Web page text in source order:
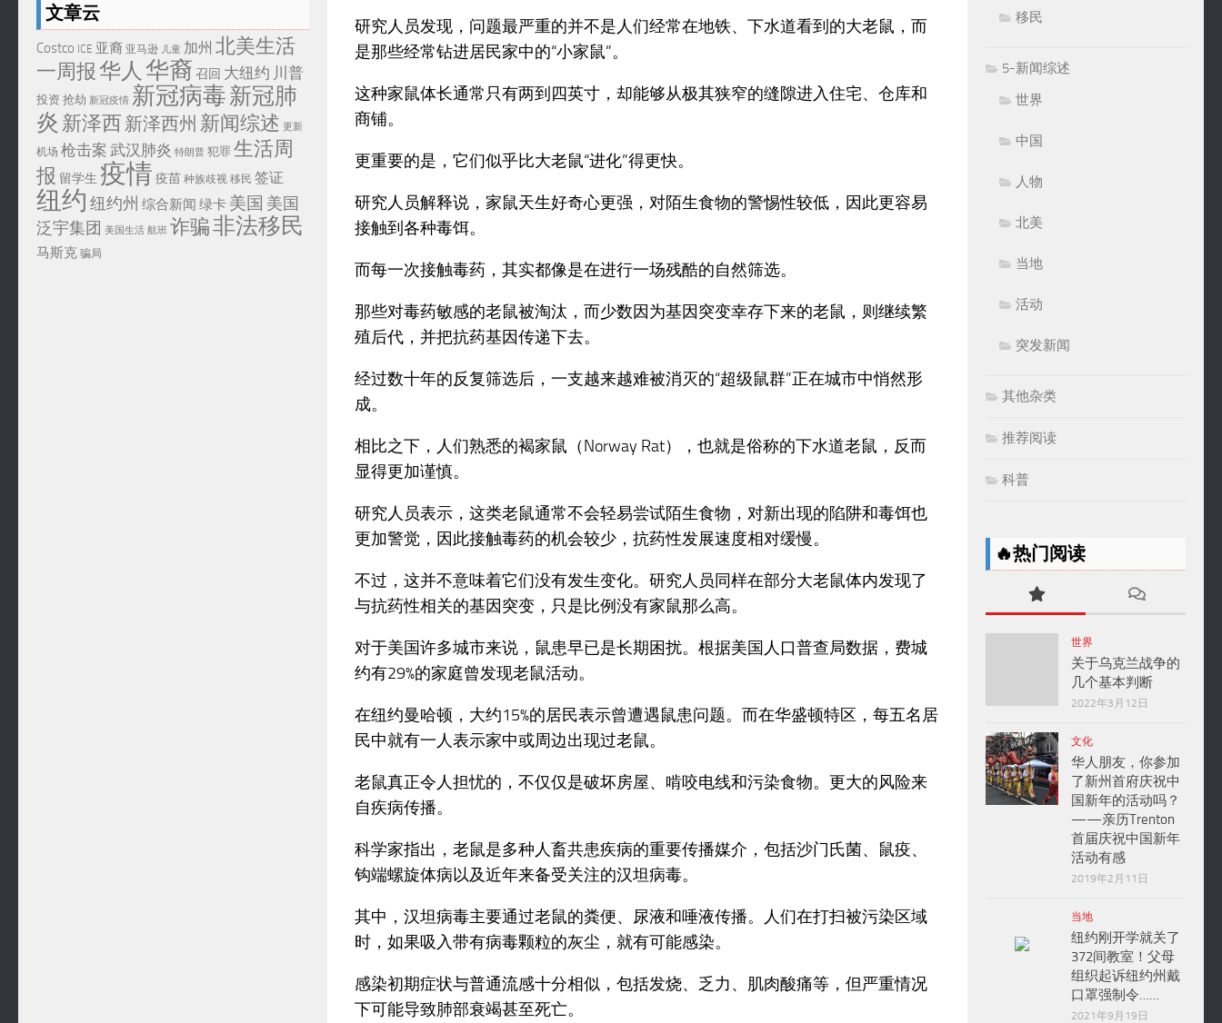
研究人员发现，问题最严重的并不是人们经常在地铁、下水道看到的大老鼠，而
是那些经常钻进居民家中的“小家鼠”。
这种家鼠体长通常只有两到四英寸，却能够从极其狭窄的缝隙进入住宅、仓库和
商铺。
更重要的是，它们似乎比大老鼠“进化”得更快。
研究人员解释说，家鼠天生好奇心更强，对陌生食物的警惕性较低，因此更容易
接触到各种毒饵。
而每一次接触毒药，其实都像是在进行一场残酷的自然筛选。
那些对毒药敏感的老鼠被淘汰，而少数因为基因突变幸存下来的老鼠，则继续繁
殖后代，并把抗药基因传递下去。
经过数十年的反复筛选后，一支越来越难被消灭的“超级鼠群”正在城市中悄然形
成。
相比之下，人们熟悉的褐家鼠（Norway Rat），也就是俗称的下水道老鼠，反而
显得更加谨慎。
研究人员表示，这类老鼠通常不会轻易尝试陌生食物，对新出现的陷阱和毒饵也
更加警觉，因此接触毒药的机会较少，抗药性发展速度相对缓慢。
不过，这并不意味着它们没有发生变化。研究人员同样在部分大老鼠体内发现了
与抗药性相关的基因突变，只是比例没有家鼠那么高。
对于美国许多城市来说，鼠患早已是长期困扰。根据美国人口普查局数据，费城
约有29%的家庭曾发现老鼠活动。
在纽约曼哈顿，大约15%的居民表示曾遭遇鼠患问题。而在华盛顿特区，每五名居
民中就有一人表示家中或周边出现过老鼠。
老鼠真正令人担忧的，不仅仅是破坏房屋、啃咬电线和污染食物。更大的风险来
自疾病传播。
科学家指出，老鼠是多种人畜共患疾病的重要传播媒介，包括沙门氏菌、鼠疫、
钩端螺旋体病以及近年来备受关注的汉坦病毒。
其中，汉坦病毒主要通过老鼠的粪便、尿液和唾液传播。人们在打扫被污染区域
时，如果吸入带有病毒颗粒的灰尘，就有可能感染。
感染初期症状与普通流感十分相似，包括发烧、乏力、肌肉酸痛等，但严重情况
下可能导致肺部衰竭甚至死亡。
文章云
Costco ICE 亚裔 亚马逊 儿童 加州 北美生活
一周报 华人 华裔 召回 大纽约 川普
投资 抢劫 新冠疫情 新冠病毒新冠肺
炎 新泽西 新泽西州 新闻综述 更新
机场 枪击案 武汉肺炎 特朗普 犯罪 生活周
报 留学生 疫情 疫苗 种族歧视 移民 签证
纽约 纽约州 综合新闻 绿卡 美国 美国
泛宇集团 美国生活 航班 诈骗非法移民
马斯克 骗局
移民
5-新闻综述
世界
中国
人物
北美
当地
活动
突发新闻
其他杂类
推荐阅读
科普
🔥热门阅读
世界
关于乌克兰战争的
几个基本判断
2022年3月12日
文化
华人朋友，你参加
了新州首府庆祝中
国新年的活动吗？
——亲历Trenton
首届庆祝中国新年
活动有感
2019年2月11日
当地
纽约刚开学就关了
372间教室！父母
组织起诉纽约州戴
口罩强制令……
2021年9月19日